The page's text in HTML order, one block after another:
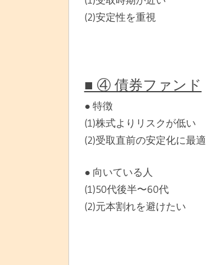
(2)安定性を重視
■ ④ 債券ファンド
● 特徴
(1)株式よりリスクが低い
(2)受取直前の安定化に最適
● 向いている人
(1)50代後半〜60代
(2)元本割れを避けたい